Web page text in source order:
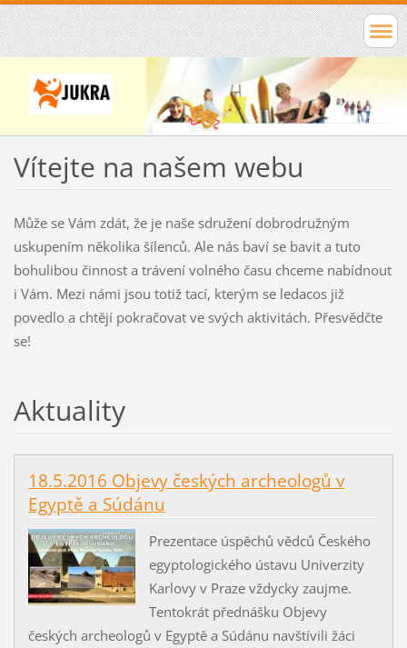
Vítejte na našem webu
Může se Vám zdát, že je naše sdružení dobrodružným
uskupením několika šílenců. Ale nás baví se bavit a tuto
bohulibou činnost a trávení volného času chceme nabídnout
i Vám. Mezi námi jsou totiž tací, kterým se ledacos již
povedlo a chtějí pokračovat ve svých aktivitách. Přesvědčte
se!
Aktuality
18.5.2016 Objevy českých archeologů v
Egyptě a Súdánu
Prezentace úspěchů vědců Českého
egyptologického ústavu Univerzity
Karlovy v Praze vždycky zaujme.
Tentokrát přednášku Objevy
českých archeologů v Egyptě a Súdánu navštívili žáci